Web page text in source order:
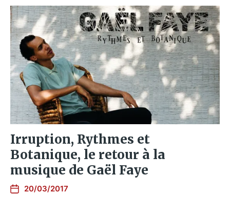
Irruption, Rythmes et
Botanique, le retour à la
musique de Gaël Faye
20/03/2017